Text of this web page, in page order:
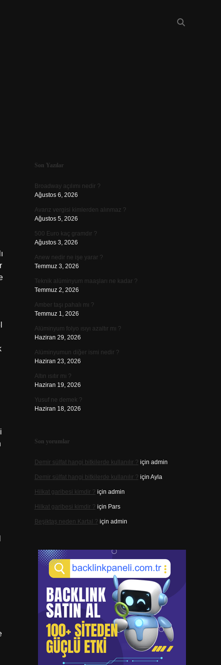
Sidebar
Son Yazılar
Broadway açılımı nedir ?
Ağustos 6, 2026
Avarız vergisi kimlerden alınmaz ?
Ağustos 5, 2026
500 Euro kaç gramdır ?
Ağustos 3, 2026
Anew nedir ne işe yarar ?
Temmuz 3, 2026
Teknik alüminyum maaşları ne kadar ?
Temmuz 2, 2026
Amber taşı pahalı mı ?
Temmuz 1, 2026
Alüminyum folyo ısıyı azaltır mı ?
Haziran 29, 2026
Alüminyumun diğer ismi nedir ?
Haziran 23, 2026
Altın ısıtır mı ?
Haziran 19, 2026
Yusuf ne demek ?
Haziran 18, 2026
Son yorumlar
Demir sülfat hangi bitkilerde kullanılır ? için admin
Demir sülfat hangi bitkilerde kullanılır ? için Ayla
Hilkat garibesi kimdir ? için admin
Hilkat garibesi kimdir ? için Pars
Beşiktaş neden Kartal ? için admin